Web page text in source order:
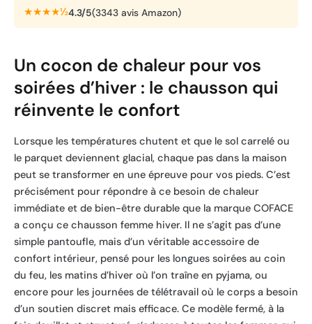
★★★★½4.3/5(3343 avis Amazon)
Un cocon de chaleur pour vos
soirées d’hiver : le chausson qui
réinvente le confort
Lorsque les températures chutent et que le sol carrelé ou
le parquet deviennent glacial, chaque pas dans la maison
peut se transformer en une épreuve pour vos pieds. C’est
précisément pour répondre à ce besoin de chaleur
immédiate et de bien-être durable que la marque COFACE
a conçu ce chausson femme hiver. Il ne s’agit pas d’une
simple pantoufle, mais d’un véritable accessoire de
confort intérieur, pensé pour les longues soirées au coin
du feu, les matins d’hiver où l’on traîne en pyjama, ou
encore pour les journées de télétravail où le corps a besoin
d’un soutien discret mais efficace. Ce modèle fermé, à la